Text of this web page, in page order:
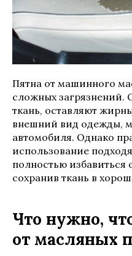
Пятна от машинного
сложных загрязнений.
ткань, оставляют
внешний вид одежды,
автомобиля. Однако
использование
полностью избавиться
сохранив ткань в
Что нужно,
от масляных